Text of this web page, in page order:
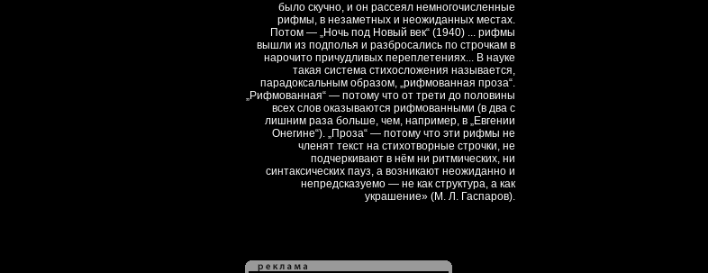
было скучно, и он рассеял немногочисленные
рифмы, в незаметных и неожиданных местах.
Потом — „Ночь под Новый век“ (1940) ... рифмы
вышли из подполья и разбросались по строчкам в
нарочито причудливых переплетениях... В науке
такая система стихосложения называется,
парадоксальным образом, „рифмованная проза“.
„Рифмованная“ — потому что от трети до половины
всех слов оказываются рифмованными (в два с
лишним раза больше, чем, например, в „Евгении
Онегине“). „Проза“ — потому что эти рифмы не
членят текст на стихотворные строчки, не
подчеркивают в нём ни ритмических, ни
синтаксических пауз, а возникают неожиданно и
непредсказуемо — не как структура, а как
украшение» (М. Л. Гаспаров).